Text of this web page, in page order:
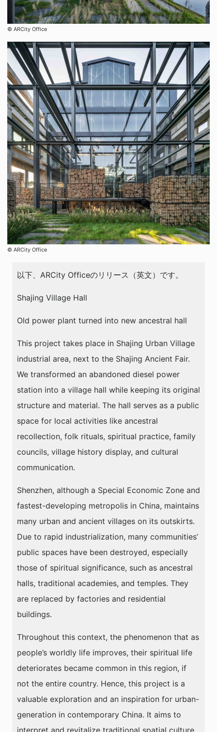
©︎ ARCity Office
©︎ ARCity Office
以下、ARCity Officeのリリース（英文）です。
Shajing Village Hall
Old power plant turned into new ancestral hall
This project takes place in Shajing Urban Village
industrial area, next to the Shajing Ancient Fair.
We transformed an abandoned diesel power
station into a village hall while keeping its original
structure and material. The hall serves as a public
space for local activities like ancestral
recollection, folk rituals, spiritual practice, family
councils, village history display, and cultural
communication.
Shenzhen, although a Special Economic Zone and
fastest-developing metropolis in China, maintains
many urban and ancient villages on its outskirts.
Due to rapid industrialization, many communities’
public spaces have been destroyed, especially
those of spiritual significance, such as ancestral
halls, traditional academies, and temples. They
are replaced by factories and residential
buildings.
Throughout this context, the phenomenon that as
people’s worldly life improves, their spiritual life
deteriorates became common in this region, if
not the entire country. Hence, this project is a
valuable exploration and an inspiration for urban-
generation in contemporary China. It aims to
interpret and revitalize traditional spatial culture